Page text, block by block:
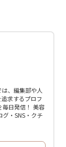
は、編集部や人
求するプロフ
毎日発信！ 美容
・SNS・クチ